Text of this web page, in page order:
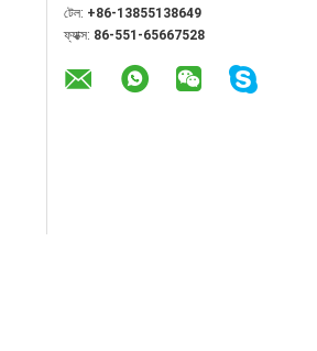
টেল: +86-13855138649
ফ্যাক্স: 86-551-65667528